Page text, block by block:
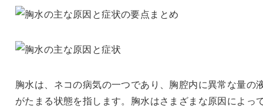
胸水は、ネコの病気の一つであり、胸腔内に異常な量の
がたまる状態を指します。胸水はさまざまな原因によっ